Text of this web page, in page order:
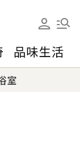
品味生活
室